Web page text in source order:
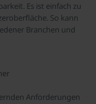
Es ist einfach zu
So kann
Branchen und
Anforderungen